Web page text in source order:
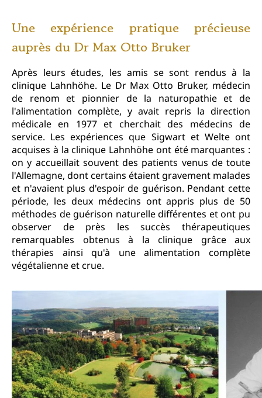
Une expérience pratique précieuse
auprès du Dr Max Otto Bruker
Après leurs études, les amis se sont rendus à la
clinique Lahnhöhe. Le Dr Max Otto Bruker, médecin
de renom et pionnier de la naturopathie et de
l'alimentation complète, y avait repris la direction
médicale en 1977 et cherchait des médecins de
service. Les expériences que Sigwart et Welte ont
acquises à la clinique Lahnhöhe ont été marquantes :
on y accueillait souvent des patients venus de toute
l'Allemagne, dont certains étaient gravement malades
et n'avaient plus d'espoir de guérison. Pendant cette
période, les deux médecins ont appris plus de 50
méthodes de guérison naturelle différentes et ont pu
observer de près les succès thérapeutiques
remarquables obtenus à la clinique grâce aux
thérapies ainsi qu'à une alimentation complète
végétalienne et crue.